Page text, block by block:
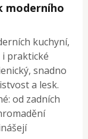
moderního
kuchyní,
i praktické
snadno
a lesk.
od zadních